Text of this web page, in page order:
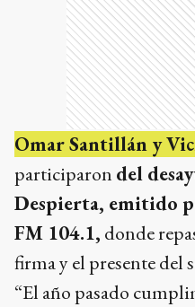
Omar Santillán y
participaron del
Despierta, emitido
FM 104.1, donde
firma y el presente del
“El año pasado